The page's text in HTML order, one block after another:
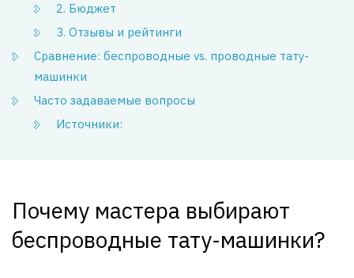
2. Бюджет
3. Отзывы и рейтинги
Сравнение: беспроводные vs. проводные тату-
машинки
Часто задаваемые вопросы
Источники:
Почему мастера выбирают
беспроводные тату-машинки?